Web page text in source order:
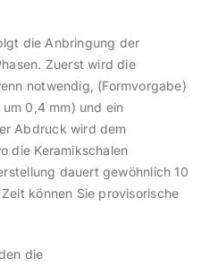
die Anbringung der
Zuerst wird die
notwendig, (Formvorgabe)
0,4 mm) und ein
Abdruck wird dem
die Keramikschalen
dauert gewöhnlich 10
können Sie provisorische
die